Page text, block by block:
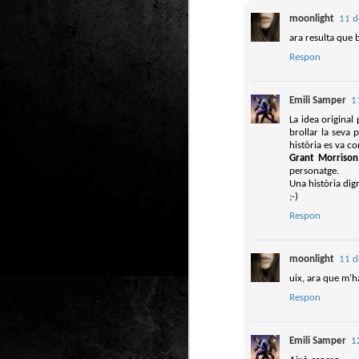
moonlight 11
ara resulta que
Respon
Emili Samper
La idea original
brollar la seva
història es va
Grant Morrison
personatge.
Una història
;-)
Respon
moonlight 11
uix, ara que
Respon
Emili Samper
DEC
24
Club de lectura de
còmics: hivern 2026
lectures al club de lectura de còmics
11